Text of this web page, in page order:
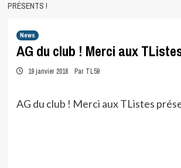
PRÉSENTS !
News
AG du club ! Merci aux
19 janvier 2018 Par TL59
AG du club ! Merci aux TListes